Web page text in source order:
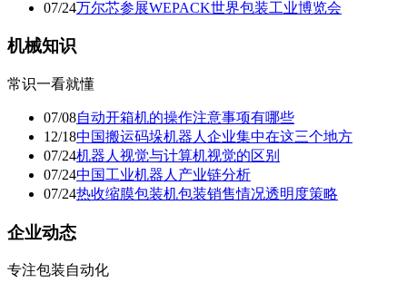
07/24万尔芯参展WEPACK世界包装工业博览会
机械知识
常识一看就懂
07/08自动开箱机的操作注意事项有哪些
12/18中国搬运码垛机器人企业集中在这三个地方
07/24机器人视觉与计算机视觉的区别
07/24中国工业机器人产业链分析
07/24热收缩膜包装机包装销售情况透明度策略
企业动态
专注包装自动化